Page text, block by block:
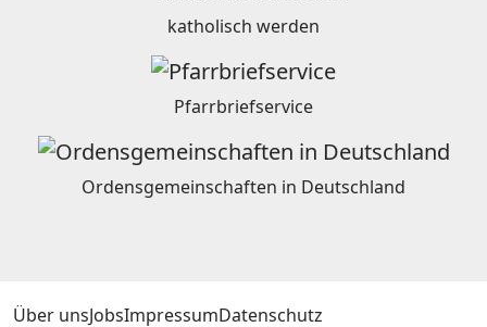
katholisch werden
Pfarrbriefservice
Ordensgemeinschaften in Deutschland
Über unsJobsImpressumDatenschutz